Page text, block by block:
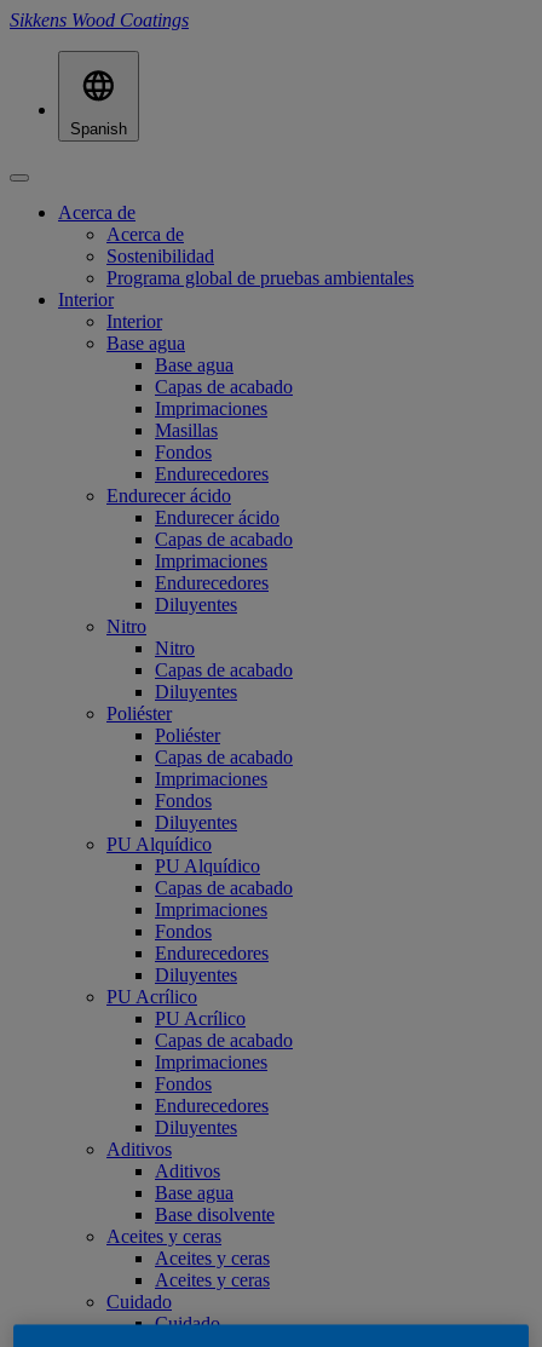
Sikkens Wood Coatings
Spanish
Acerca de
Acerca de
Sostenibilidad
Programa global de pruebas ambientales
Interior
Interior
Base agua
Base agua
Capas de acabado
Imprimaciones
Masillas
Fondos
Endurecedores
Endurecer ácido
Endurecer ácido
Capas de acabado
Imprimaciones
Endurecedores
Diluyentes
Nitro
Nitro
Capas de acabado
Diluyentes
Poliéster
Poliéster
Capas de acabado
Imprimaciones
Fondos
Diluyentes
PU Alquídico
PU Alquídico
Capas de acabado
Imprimaciones
Fondos
Endurecedores
Diluyentes
PU Acrílico
PU Acrílico
Capas de acabado
Imprimaciones
Fondos
Endurecedores
Diluyentes
Aditivos
Aditivos
Base agua
Base disolvente
Aceites y ceras
Aceites y ceras
Aceites y ceras
Cuidado
Cuidado